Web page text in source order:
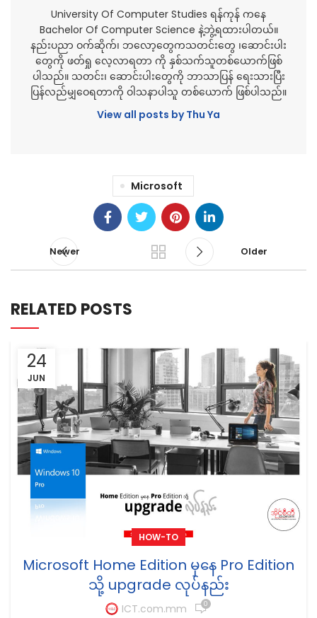
University Of Computer Studies ရန်ကုန် ကနေ
Bachelor Of Computer Science နဲ့ဘွဲ့ရထားပါတယ်။
နည်းပညာ ဝက်ဆိုက်၊ ဘလော့တွေကသတင်းတွေ ၊ဆောင်းပါး
တွေကို ဖတ်ရှု လေ့လာရတာ ကို နှစ်သက်သူတစ်ယောက်ဖြစ်
ပါသည်။ သတင်း၊ ဆောင်းပါးတွေကို ဘာသာပြန် ရေးသားပြီး
ပြန်လည်မျှဝေရတာကို ဝါသနာပါသူ တစ်ယောက် ဖြစ်ပါသည်။
View all posts by Thu Ya
Microsoft
Newer Older
RELATED POSTS
24
JUN
HOW-TO
Microsoft Home Edition မှနေ Pro Edition
သို့ upgrade လုပ်နည်း
ICT.com.mm 0